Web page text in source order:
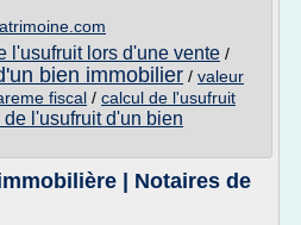
l'usufruit lors d'une vente /
bien immobilier / valeur
fiscal / calcul de l'usufruit
l'usufruit d'un bien
| Notaires de